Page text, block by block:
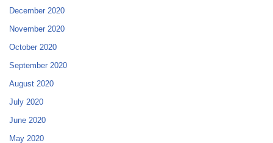
December 2020
November 2020
October 2020
September 2020
August 2020
July 2020
June 2020
May 2020